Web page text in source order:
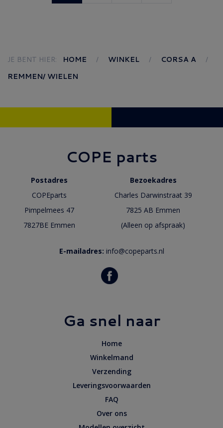
JE BENT HIER: HOME WINKEL
CORSA A
REMMEN/ WIELEN
COPE parts
Postadres
Bezoekadres
COPEparts
Charles Darwinstraat 39
Pimpelmees 47
7825 AB Emmen
7827BE Emmen
(Alleen op afspraak)
E-mailadres: info@copeparts.nl
Ga snel naar
Home
Winkelmand
Verzending
Leveringsvoorwaarden
FAQ
Over ons